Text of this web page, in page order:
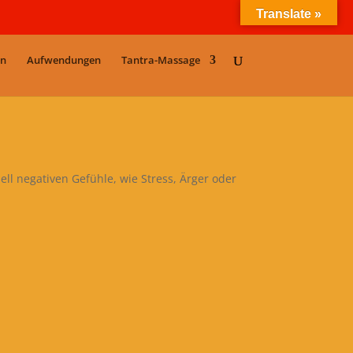
Aufwendungen Tantra-Massage
negativen Gefühle, wie Stress, Ärger oder
Translate »